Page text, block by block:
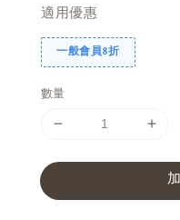
適用優惠
一般會員8折
數量